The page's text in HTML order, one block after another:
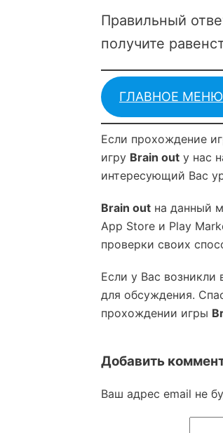
Правильный
получите
ГЛАВНОЕ МЕНЮ
Если прохождение
игру Brain out у нас
интересующий Вас
Brain out на данный
App Store и Play
проверки своих
Если у Вас
для обсуждения.
прохождении игры
Добавить
Ваш адрес email не